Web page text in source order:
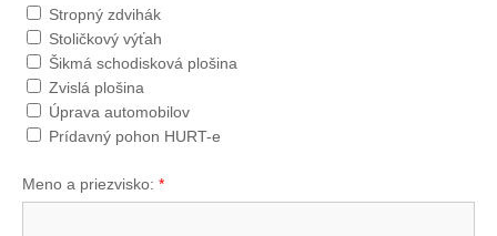
Stropný zdvihák
Stoličkový výťah
Šikmá schodisková plošina
Zvislá plošina
Úprava automobilov
Prídavný pohon HURT-e
Meno a priezvisko: *